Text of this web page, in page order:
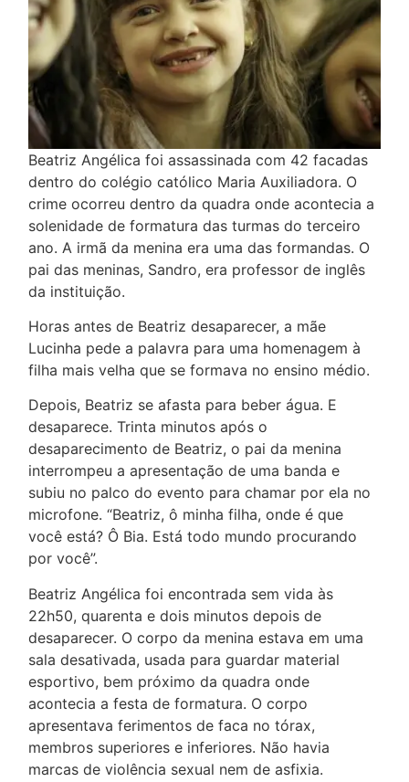
Beatriz Angélica foi assassinada com 42 facadas
dentro do colégio católico Maria Auxiliadora. O
crime ocorreu dentro da quadra onde acontecia a
solenidade de formatura das turmas do terceiro
ano. A irmã da menina era uma das formandas. O
pai das meninas, Sandro, era professor de inglês
da instituição.
Horas antes de Beatriz desaparecer, a mãe
Lucinha pede a palavra para uma homenagem à
filha mais velha que se formava no ensino médio.
Depois, Beatriz se afasta para beber água. E
desaparece. Trinta minutos após o
desaparecimento de Beatriz, o pai da menina
interrompeu a apresentação de uma banda e
subiu no palco do evento para chamar por ela no
microfone. “Beatriz, ô minha filha, onde é que
você está? Ô Bia. Está todo mundo procurando
por você”.
Beatriz Angélica foi encontrada sem vida às
22h50, quarenta e dois minutos depois de
desaparecer. O corpo da menina estava em uma
sala desativada, usada para guardar material
esportivo, bem próximo da quadra onde
acontecia a festa de formatura. O corpo
apresentava ferimentos de faca no tórax,
membros superiores e inferiores. Não havia
marcas de violência sexual nem de asfixia.